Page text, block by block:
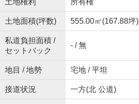
土地権利 所有権
土地面積(坪数) 555.00㎡(167.88坪)
私道負担面積 /
セットバック
- / 無
地目 / 地勢 宅地 / 平坦
接道状況 一方(北 公道)